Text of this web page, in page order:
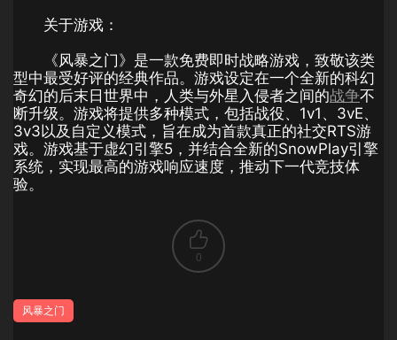
关于游戏：
《风暴之门》是一款免费即时战略游戏，致敬该类
型中最受好评的经典作品。游戏设定在一个全新的科幻
奇幻的后末日世界中，人类与外星入侵者之间的战争不
断升级。游戏将提供多种模式，包括战役、1v1、3vE、
3v3以及自定义模式，旨在成为首款真正的社交RTS游
戏。游戏基于虚幻引擎5，并结合全新的SnowPlay引擎
系统，实现最高的游戏响应速度，推动下一代竞技体
验。
0
风暴之门